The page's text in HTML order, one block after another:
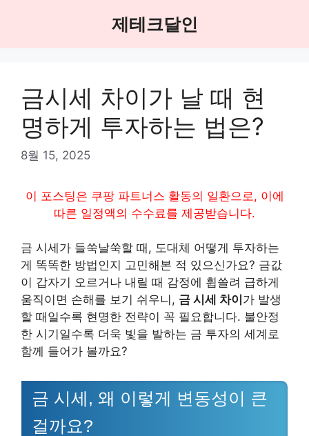
제테크달인
금시세 차이가 날 때 현
명하게 투자하는 법은?
8월 15, 2025
이 포스팅은 쿠팡 파트너스 활동의 일환으로, 이에
따른 일정액의 수수료를 제공받습니다.
금 시세가 들쑥날쑥할 때, 도대체 어떻게 투자하는
게 똑똑한 방법인지 고민해본 적 있으신가요? 금값
이 갑자기 오르거나 내릴 때 감정에 휩쓸려 급하게
움직이면 손해를 보기 쉬우니, 금 시세 차이 가 발생
할 때일수록 현명한 전략이 꼭 필요합니다. 불안정
한 시기일수록 더욱 빛을 발하는 금 투자의 세계로
함께 들어가 볼까요?
금 시세, 왜 이렇게 변동성이 큰
걸까요?